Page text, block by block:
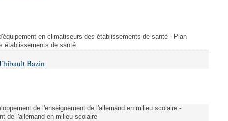
en climatiseurs des établissements de santé - Plan
établissements de santé
Bazin
de l'enseignement de l'allemand en milieu scolaire -
de l'allemand en milieu scolaire